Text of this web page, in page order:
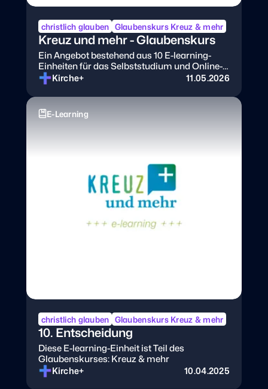
christlich glauben Glaubenskurs Kreuz & mehr
Kreuz und mehr - Glaubenskurs
Ein Angebot bestehend aus 10 E-learning-
Einheiten für das Selbststudium und Online-
Abenden zum Austausch mit anderen
Kirche+ 11.05.2026
E-Learning
christlich glauben Glaubenskurs Kreuz & mehr
10. Entscheidung
Diese E-learning-Einheit ist Teil des
Glaubenskurses: Kreuz & mehr
Kirche+
10.04.2025